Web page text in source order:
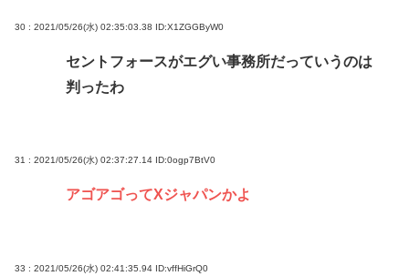
30 : 2021/05/26(水) 02:35:03.38 ID:X1ZGGByW0
セントフォースがエグい事務所だっていうのは
判ったわ
31 : 2021/05/26(水) 02:37:27.14 ID:0ogp7BtV0
アゴアゴってXジャパンかよ
33 : 2021/05/26(水) 02:41:35.94 ID:vffHiGrQ0